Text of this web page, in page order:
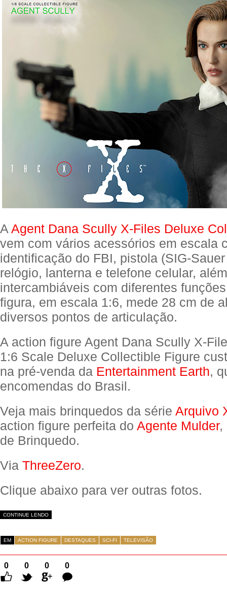
A Agent Dana Scully X-Files Deluxe
vem com vários acessórios em escala
identificação do FBI, pistola (SIG-
relógio, lanterna e telefone celular,
intercambiáveis com diferentes
figura, em escala 1:6, mede 28 cm de
diversos pontos de articulação.
A action figure Agent Dana Scully X-
1:6 Scale Deluxe Collectible Figure
na pré-venda da Entertainment Earth,
encomendas do Brasil.
Veja mais brinquedos da série Arquivo
action figure perfeita do Agente Mulder,
de Brinquedo.
Via ThreeZero.
Clique abaixo para ver outras fotos.
CONTINUE LENDO
EM ACTION FIGURE DESTAQUES SCI-FI TELEVISÃO
0 0 0
0
Comentários